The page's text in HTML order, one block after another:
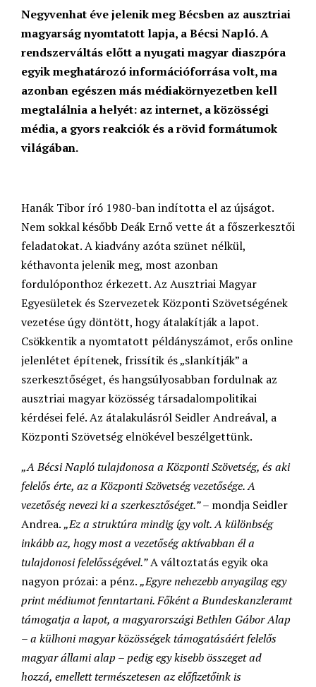
Negyvenhat éve jelenik meg Bécsben az ausztriai
magyarság nyomtatott lapja, a Bécsi Napló. A
rendszerváltás előtt a nyugati magyar diaszpóra
egyik meghatározó információforrása volt, ma
azonban egészen más médiakörnyezetben kell
megtalálnia a helyét: az internet, a közösségi
média, a gyors reakciók és a rövid formátumok
világában.
Hanák Tibor író 1980-ban indította el az újságot.
Nem sokkal később Deák Ernő vette át a főszerkesztői
feladatokat. A kiadvány azóta szünet nélkül,
kéthavonta jelenik meg, most azonban
fordulóponthoz érkezett. Az Ausztriai Magyar
Egyesületek és Szervezetek Központi Szövetségének
vezetése úgy döntött, hogy átalakítják a lapot.
Csökkentik a nyomtatott példányszámot, erős online
jelenlétet építenek, frissítik és „slankítják” a
szerkesztőséget, és hangsúlyosabban fordulnak az
ausztriai magyar közösség társadalompolitikai
kérdései felé. Az átalakulásról Seidler Andreával, a
Központi Szövetség elnökével beszélgettünk.
„A Bécsi Napló tulajdonosa a Központi Szövetség, és aki
felelős érte, az a Központi Szövetség vezetősége. A
vezetőség nevezi ki a szerkesztőséget.”– mondja Seidler
Andrea.„Ez a struktúra mindig így volt. A különbség
inkább az, hogy most a vezetőség aktívabban él a
tulajdonosi felelősségével.”A változtatás egyik oka
nagyon prózai: a pénz.„Egyre nehezebb anyagilag egy
print médiumot fenntartani. Főként a Bundeskanzleramt
támogatja a lapot, a magyarországi Bethlen Gábor Alap
– a külhoni magyar közösségek támogatásáért felelős
magyar állami alap – pedig egy kisebb összeget ad
hozzá, emellett természetesen az előfizetőink is